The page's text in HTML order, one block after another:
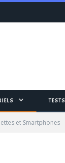
TESTS
et Smartphones